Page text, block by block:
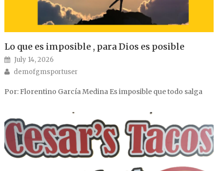
Lo que es imposible , para Dios es posible
Posted on
July 14, 2026
Author
demofgmsportuser
Por: Florentino García Medina Es imposible que todo salga